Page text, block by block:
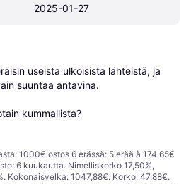
2025-01-27
useista ulkoisista lähteistä, ja
suuntaa antavina.
kummallista?
1000€ ostos 6 erässä: 5 erää à 174,65€
6 kuukautta. Nimelliskorko 17,50%,
Kokonaisvelka: 1047,88€. Korko: 47,88€.